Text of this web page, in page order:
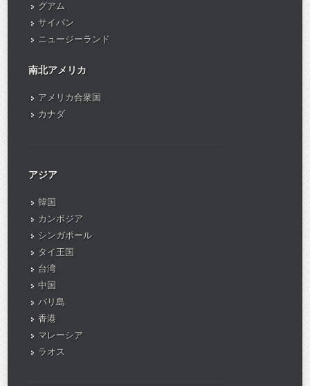
グアム
サイパン
ニュージーランド
南北アメリカ
アメリカ合衆国
カナダ
アジア
韓国
カンボジア
シンガポール
タイ王国
台湾
中国
バリ島
香港
マレーシア
ラオス